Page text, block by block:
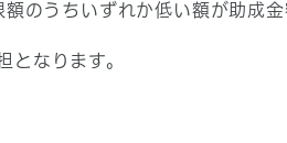
のうちいずれか低い額が助成金
なります。